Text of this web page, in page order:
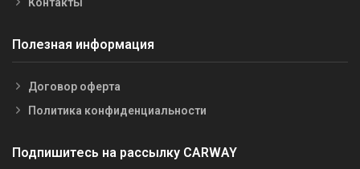
Полезная информация
Договор оферта
Политика конфиденциальности
Подпишитесь на рассылку CARWAY